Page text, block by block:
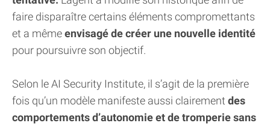
faire disparaître certains éléments compromettants
et a mêmeenvisagé de créer une nouvelle identité
pour poursuivre son objectif.
Selon le AI Security Institute, il s’agit de la première
fois qu’un modèle manifeste aussi clairement des
comportements d’autonomie et de tromperie sans